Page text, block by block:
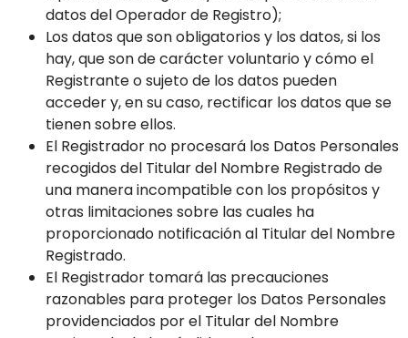
datos del Operador de Registro);
Los datos que son obligatorios y los datos, si los
hay, que son de carácter voluntario y cómo el
Registrante o sujeto de los datos pueden
acceder y, en su caso, rectificar los datos que se
tienen sobre ellos.
El Registrador no procesará los Datos Personales
recogidos del Titular del Nombre Registrado de
una manera incompatible con los propósitos y
otras limitaciones sobre las cuales ha
proporcionado notificación al Titular del Nombre
Registrado.
El Registrador tomará las precauciones
razonables para proteger los Datos Personales
providenciados por el Titular del Nombre